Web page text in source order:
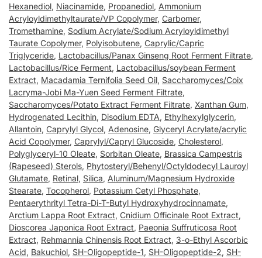
Hexanediol, Niacinamide, Propanediol, Ammonium
Acryloyldimethyltaurate/VP Copolymer, Carbomer,
Tromethamine, Sodium Acrylate/Sodium Acryloyldimethyl
Taurate Copolymer, Polyisobutene, Caprylic/Capric
Triglyceride, Lactobacillus/Panax Ginseng Root Ferment Filtrate,
Lactobacillus/Rice Ferment, Lactobacillus/soybean Ferment
Extract, Macadamia Ternifolia Seed Oil, Saccharomyces/Coix
Lacryma-Jobi Ma-Yuen Seed Ferment Filtrate,
Saccharomyces/Potato Extract Ferment Filtrate, Xanthan Gum,
Hydrogenated Lecithin, Disodium EDTA, Ethylhexylglycerin,
Allantoin, Caprylyl Glycol, Adenosine, Glyceryl Acrylate/acrylic
Acid Copolymer, Caprylyl/Capryl Glucoside, Cholesterol,
Polyglyceryl-10 Oleate, Sorbitan Oleate, Brassica Campestris
(Rapeseed) Sterols, Phytosteryl/Behenyl/Octyldodecyl Lauroyl
Glutamate, Retinal, Silica, Aluminum/Magnesium Hydroxide
Stearate, Tocopherol, Potassium Cetyl Phosphate,
Pentaerythrityl Tetra-Di-T-Butyl Hydroxyhydrocinnamate,
Arctium Lappa Root Extract, Cnidium Officinale Root Extract,
Dioscorea Japonica Root Extract, Paeonia Suffruticosa Root
Extract, Rehmannia Chinensis Root Extract, 3-o-Ethyl Ascorbic
Acid, Bakuchiol, SH-Oligopeptide-1, SH-Oligopeptide-2, SH-